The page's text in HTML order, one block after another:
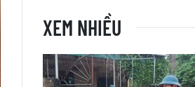
XEM NHIỀU